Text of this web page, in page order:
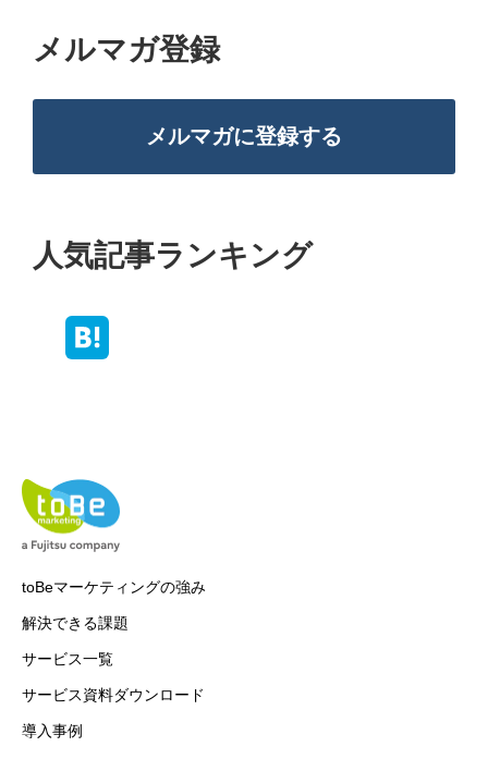
メルマガ登録
メルマガに登録する
人気記事ランキング
toBeマーケティングの強み
解決できる課題
サービス一覧
サービス資料ダウンロード
導入事例